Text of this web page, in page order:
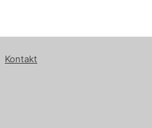
Kontakt